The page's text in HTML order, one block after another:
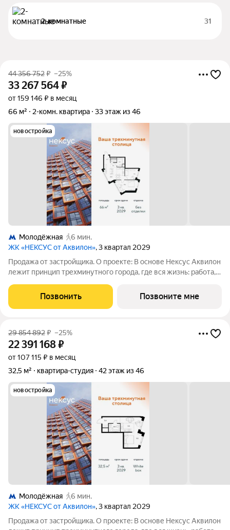
2-комнатные 31
44 356 752₽ –25%
33 267 564₽
от 159 146 ₽ в месяц
66 м²
2-комн. квартира 33 этаж из 46
новостройка
Молодёжная
6 мин.
ЖК «НЕКСУС от Аквилон», 3 квартал 2029
Продажа от застройщика. О проекте: В основе Нексус Аквилон
лежит принцип трехминутного города, где вся жизнь: работа,
шаговой доступности. Он не просто экономит время, а
кардинально
Позвонить Позвоните мне
29 854 892₽ –25%
22 391 168₽
от 107 115 ₽ в месяц
32,5 м²
квартира-студия 42 этаж из 46
новостройка
Молодёжная
6 мин.
ЖК «НЕКСУС от Аквилон», 3 квартал 2029
Продажа от застройщика. О проекте: В основе Нексус Аквилон